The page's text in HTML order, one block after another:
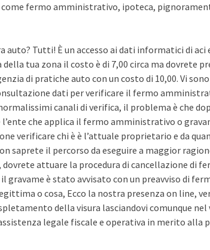
fermo amministrativo, ipoteca,
auto? Tutti! È un accesso ai dati informatici di
tua zona il costo è di 7,00 circa ma dovrete
di pratiche auto con un costo di 10,00. Vi
dati per verificare il fermo
canali di verifica, il problema è che
che applica il fermo amministrativo o
verificare chi è è l’attuale proprietario e da
saprete il percorso da eseguire a maggior
attuare la procedura di cancellazione di
gravame è stato avvisato con un preavviso di
o cosa, Ecco la nostra presenza on line,
della visura lasciandovi comunque
legale fiscale e operativa in merito alla